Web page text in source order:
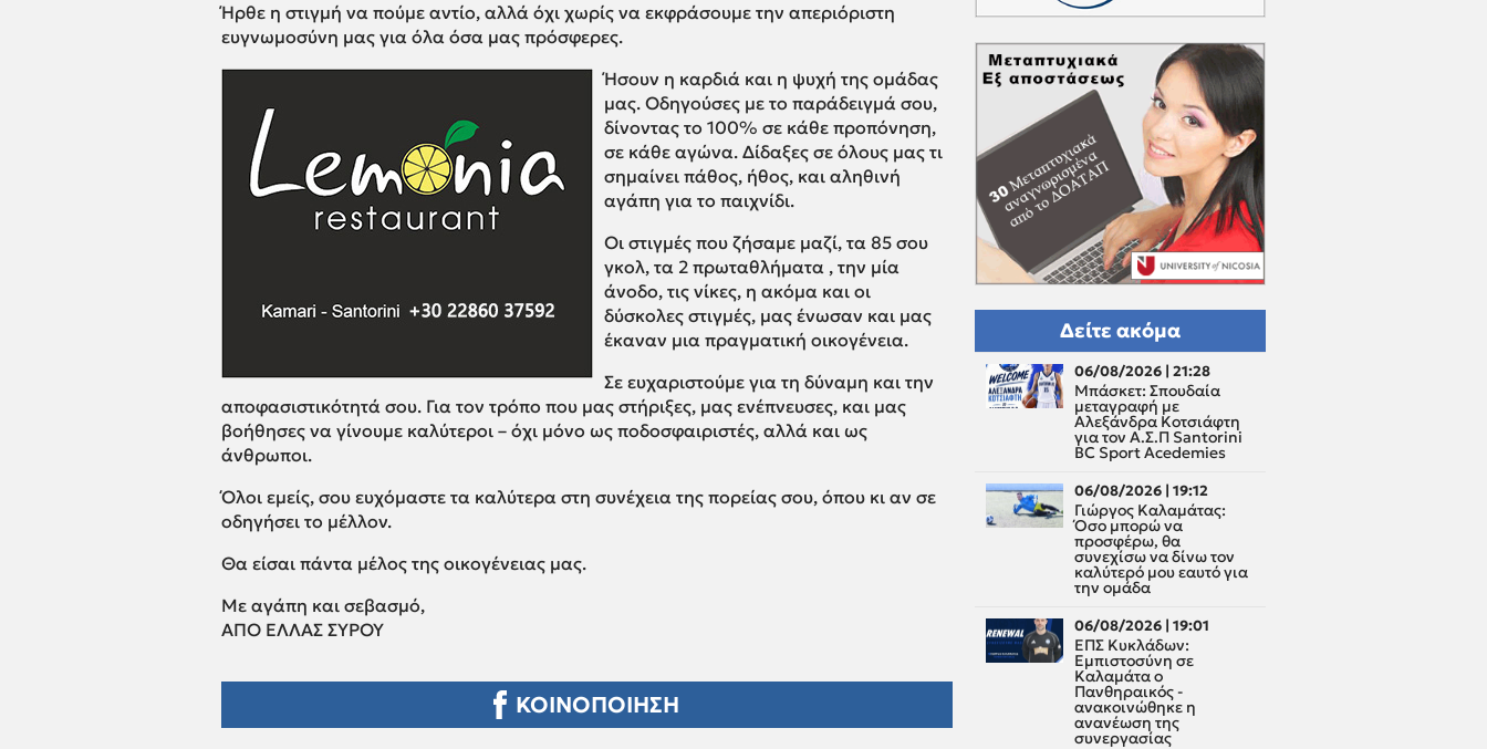
Ήρθε η στιγμή να πούμε αντίο, αλλά όχι χωρίς να εκφράσουμε την απεριόριστη
ευγνωμοσύνη μας για όλα όσα μας πρόσφερες.
Ήσουν η καρδιά και η ψυχή της ομάδας
μας. Οδηγούσες με το παράδειγμά σου,
δίνοντας το 100% σε κάθε προπόνηση,
σε κάθε αγώνα. Δίδαξες σε όλους μας τι
σημαίνει πάθος, ήθος, και αληθινή
αγάπη για το παιχνίδι.
Οι στιγμές που ζήσαμε μαζί, τα 85 σου
γκολ, τα 2 πρωταθλήματα , την μία
άνοδο, τις νίκες, η ακόμα και οι
δύσκολες στιγμές, μας ένωσαν και μας
έκαναν μια πραγματική οικογένεια.
Σε ευχαριστούμε για τη δύναμη και την
αποφασιστικότητά σου. Για τον τρόπο που μας στήριξες, μας ενέπνευσες, και μας
βοήθησες να γίνουμε καλύτεροι – όχι μόνο ως ποδοσφαιριστές, αλλά και ως
άνθρωποι.
Όλοι εμείς, σου ευχόμαστε τα καλύτερα στη συνέχεια της πορείας σου, όπου κι αν σε
οδηγήσει το μέλλον.
Θα είσαι πάντα μέλος της οικογένειας μας.
Με αγάπη και σεβασμό,
ΑΠΟ ΕΛΛΑΣ ΣΥΡΟΥ
ΚΟΙΝΟΠΟΙΗΣΗ
Δείτε ακόμα
06/08/2026 | 21:28
Μπάσκετ: Σπουδαία
μεταγραφή με
Αλεξάνδρα Κοτσιάφτη
για τον A.Σ.Π Santorini
BC Sport Acedemies
06/08/2026 | 19:12
Γιώργος Καλαμάτας:
Όσο μπορώ να
προσφέρω, θα
συνεχίσω να δίνω τον
καλύτερό μου εαυτό για
την ομάδα
06/08/2026 | 19:01
ΕΠΣ Κυκλάδων:
Εμπιστοσύνη σε
Καλαμάτα ο
Πανθηραικός -
ανακοινώθηκε η
ανανέωση της
συνεργασίας